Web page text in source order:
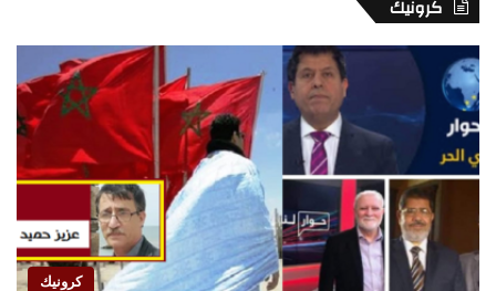
كرونيك
كرونيك